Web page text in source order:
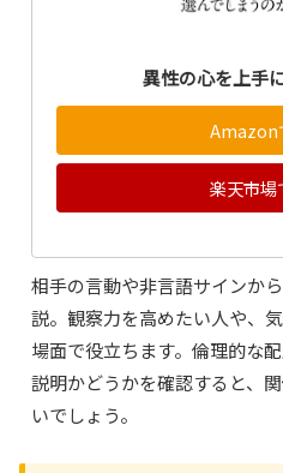
異性の心を上手
Amazon
楽天市場
相手の言動や非言語サインか
説。観察力を高めたい人や、
場面で役立ちます。倫理的な
説明かどうかを確認すると、
いでしょう。